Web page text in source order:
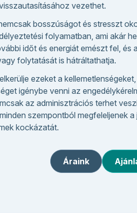
vezethet.
bosszúságot és stresszt
folyamatban, ami akár
időt és energiát emészt fel, és
folytatását is hátráltathatja.
ezeket a
igénybe venni az
az adminisztrációs terhet
szempontból megfeleljenek
kockázatát.
Áraink